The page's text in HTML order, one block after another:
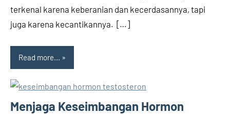
terkenal karena keberanian dan kecerdasannya, tapi
juga karena kecantikannya. […]
Read more...
Menjaga Keseimbangan Hormon